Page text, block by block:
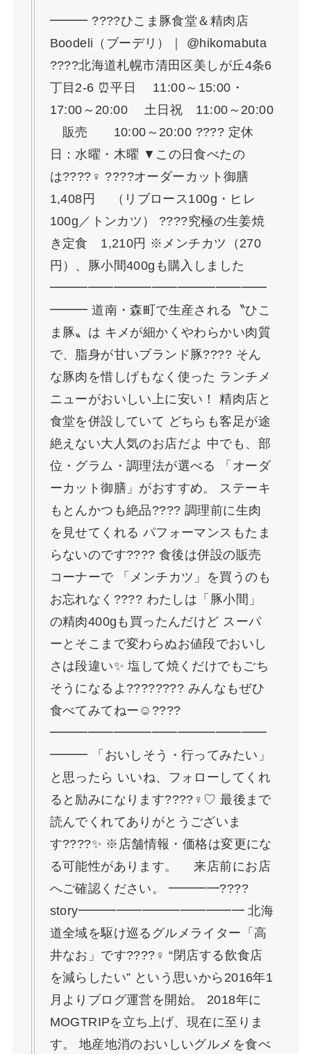
━━━ ????ひこま豚食堂＆精肉店
Boodeli（ブーデリ）｜ @hikomabuta
????北海道札幌市清田区美しが丘4条6
丁目2-6 ⏰平日 11:00～15:00・
17:00～20:00 土日祝 11:00～20:00
販売 10:00～20:00 ???? 定休
日：水曜・木曜 ▼この日食べたの
は????‍♀️ ????オーダーカット御膳
1,408円 （リブロース100g・ヒレ
100g／トンカツ） ????究極の生姜焼
き定食 1,210円 ※メンチカツ（270
円）、豚小間400gも購入しました
━━━━━━━━━━━━━━━━━
━━━ 道南・森町で生産される〝ひこ
ま豚〟は キメが細かくやわらかい肉質
で、脂身が甘いブランド豚???? そん
な豚肉を惜しげもなく使った ランチメ
ニューがおいしい上に安い！ 精肉店と
食堂を併設していて どちらも客足が途
絶えない大人気のお店だよ 中でも、部
位・グラム・調理法が選べる 「オーダ
ーカット御膳」がおすすめ。 ステーキ
もとんかつも絶品???? 調理前に生肉
を見せてくれる パフォーマンスもたま
らないのです???? 食後は併設の販売
コーナーで 「メンチカツ」を買うのも
お忘れなく???? わたしは「豚小間」
の精肉400gも買ったんだけど スーパ
ーとそこまで変わらぬお値段でおいし
さは段違い✨ 塩して焼くだけでもごち
そうになるよ???????? みんなもぜひ
食べてみてねー☺️????
━━━━━━━━━━━━━━━━━
━━━ 「おいしそう・行ってみたい」
と思ったら いいね、フォローしてくれ
ると励みになります????‍♀️♡ 最後まで
読んでくれてありがとうございま
す????✨ ※店舗情報・価格は変更にな
る可能性があります。 来店前にお店
へご確認ください。 ━━━━????
story━━━━━━━━━━━━━ 北海
道全域を駆け巡るグルメライター「高
井なお」です????‍♀️ “閉店する飲食店
を減らしたい” という思いから2016年1
月よりブログ運営を開始。 2018年に
MOGTRIPを立ち上げ、現在に至りま
す。 地産地消のおいしいグルメを食べ